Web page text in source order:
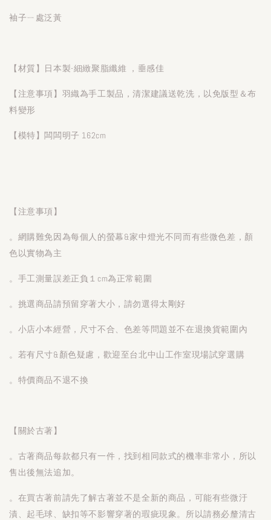
袖子ㄧ處泛黃
【材質】日本製-細緻聚脂纖維 ，垂感佳
【注意事項】羽織為手工製品，清潔建議送乾洗，以免版型＆布
料變形
【模特】闆闆明子 162cm
【注意事項】
。網購難免因為每個人的螢幕&家中燈光不同而有些微色差，顏
色以實物為主
。手工測量誤差正負１cm為正常範圍
。挑選商品請預留穿著大小，請勿選得太剛好
。小店小本經營，尺寸不合、色差等問題並不在退換貨範圍內
。若有尺寸&顏色疑慮，歡迎至台北中山工作室現場試穿選購
。特價商品不退不換
【關於古著】
。古著商品每款都只有一件，找到相同款式的機率非常小，所以
售出後無法追加。
。在買古著前請先了解古著並不是全新的商品，可能有些微汙
漬、起毛球、缺扣等不影響穿著的瑕疵現象。所以請務必釐清古